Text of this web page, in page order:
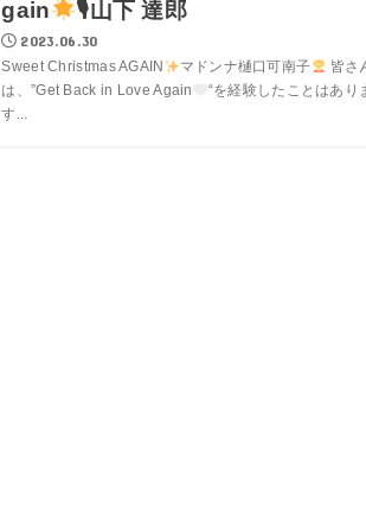
gain 🎙山下 達郎
2023.06.30
Sweet Christmas AGAIN マドンナ樋口可南子
皆さ
は、”Get Back in Love Again
“を経験したことはあり
す...